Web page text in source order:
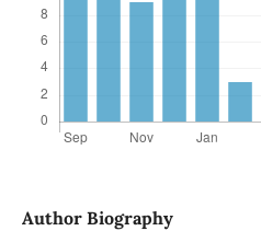
Author Biography